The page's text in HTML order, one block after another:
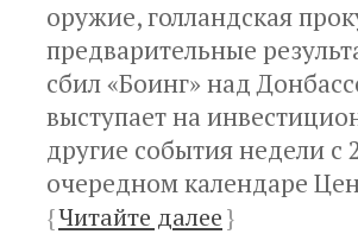
оружие, голландская
предварительные
сбил «Боинг» над
выступает на
другие события недели с
очередном календаре
{Читайте далее}